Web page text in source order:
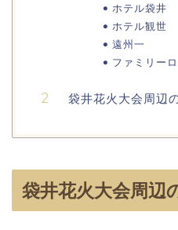
ホテル袋井
ホテル観世
遠州一
ファミリー
袋井花火大会周辺
袋井花火大会周辺